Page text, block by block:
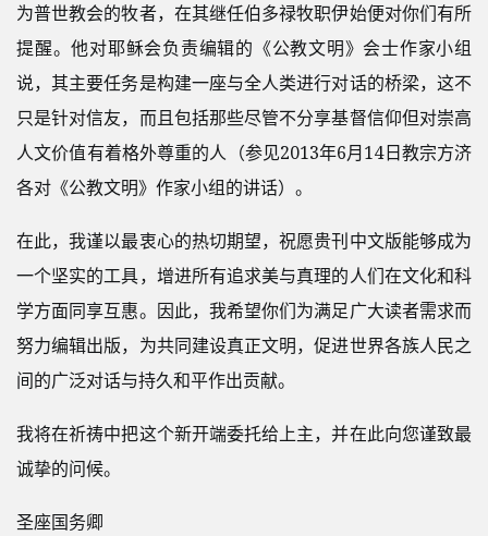
为普世教会的牧者，在其继任伯多禄牧职伊始便对你们有所
提醒。他对耶稣会负责编辑的《公教文明》会士作家小组
说，其主要任务是构建一座与全人类进行对话的桥梁，这不
只是针对信友，而且包括那些尽管不分享基督信仰但对崇高
人文价值有着格外尊重的人（参见2013年6月14日教宗方济
各对《公教文明》作家小组的讲话）。
在此，我谨以最衷心的热切期望，祝愿贵刊中文版能够成为
一个坚实的工具，增进所有追求美与真理的人们在文化和科
学方面同享互惠。因此，我希望你们为满足广大读者需求而
努力编辑出版，为共同建设真正文明，促进世界各族人民之
间的广泛对话与持久和平作出贡献。
我将在祈祷中把这个新开端委托给上主，并在此向您谨致最
诚挚的问候。
圣座国务卿